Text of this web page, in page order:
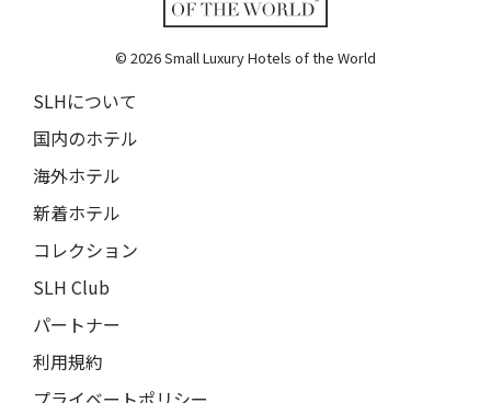
© 2026 Small Luxury Hotels of the World
SLHについて
国内のホテル
海外ホテル
新着ホテル
コレクション
SLH Club
パートナー
利用規約